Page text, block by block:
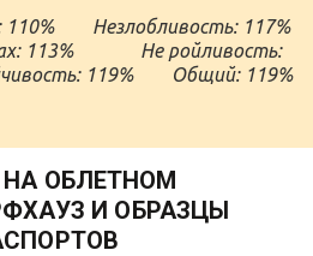
Незлобливость: 117%
113%              Не ройливость:
113%
НА ОБЛЕТНОМ
И ОБРАЗЦЫ